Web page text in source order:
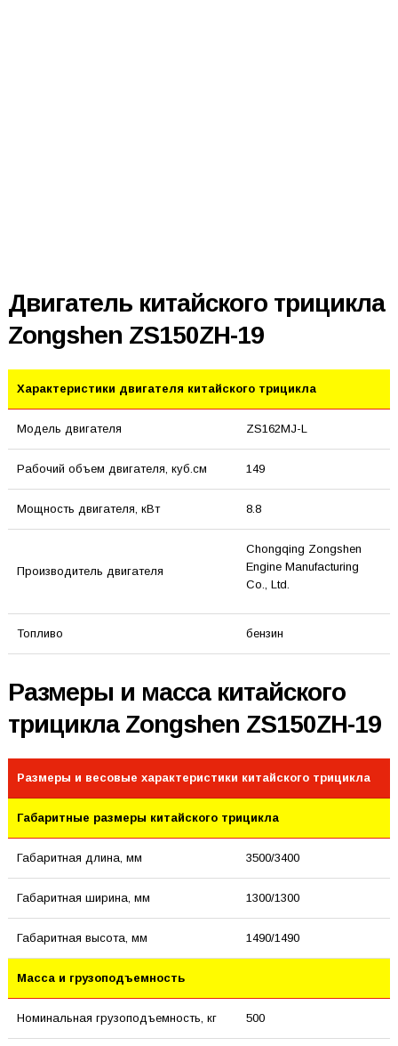
Двигатель китайского трицикла
Zongshen ZS150ZH-19
Характеристики двигателя китайского трицикла
Модель двигателя ZS162MJ-L
Рабочий объем двигателя, куб.см 149
Мощность двигателя, кВт 8.8
Производитель двигателя
Chongqing Zongshen
Engine Manufacturing
Co., Ltd.
Топливо бензин
Размеры и масса китайского
трицикла Zongshen ZS150ZH-19
Размеры и весовые характеристики китайского трицикла
Габаритные размеры китайского трицикла
Габаритная длина, мм 3500/3400
Габаритная ширина, мм 1300/1300
Габаритная высота, мм 1490/1490
Масса и грузоподъемность
Номинальная грузоподъемность, кг 500